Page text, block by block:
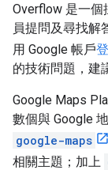
Overflow 是一個
員提問及尋找解
用 Google 帳戶
的技術問題，建
Google Maps
數個與 Google
google-maps
相關主題；加上